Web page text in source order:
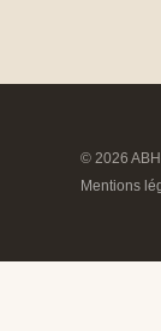
© 2026
Mentions